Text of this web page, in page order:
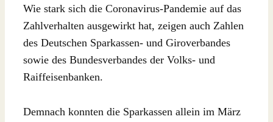
Wie stark sich die Coronavirus-Pandemie auf das
Zahlverhalten ausgewirkt hat, zeigen auch Zahlen
des Deutschen Sparkassen- und Giroverbandes
sowie des Bundesverbandes der Volks- und
Raiffeisenbanken.
Demnach konnten die Sparkassen allein im März